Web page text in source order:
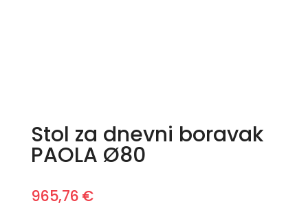
Stol za dnevni boravak
PAOLA Ø80
965,76 €